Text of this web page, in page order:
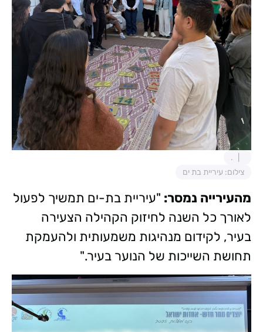
.
צילום: עיריית בת ים
מהעירייה נמסר: "עיריית בת-ים תמשיך לפעול
לאורך כל השנה לחיזוק הקהילה הצעירה
בעיר, לקידום מנהיגות משמעותית ולהעמקת
תחושת השייכות של הנוער בעיר."